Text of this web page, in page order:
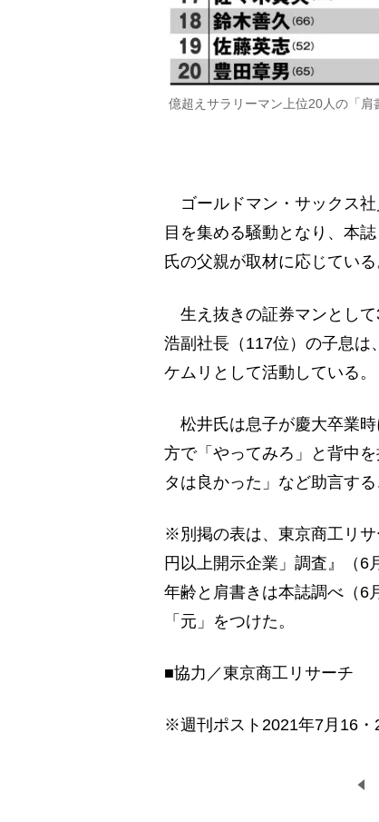
億超えサラリーマン上位20人の「肩
ゴールドマン・サックス
目を集める騒動となり、本
氏の父親が取材に応じている
生え抜きの証券マンとして
浩副社長（117位）の子息は
ケムリとして活動している。
松井氏は息子が慶大卒業時
方で「やってみろ」と背中
タは良かった」など助言す
※別掲の表は、東京商工リ
円以上開示企業」調査』（6
年齢と肩書きは本誌調べ（6
「元」をつけた。
■協力／東京商工リサーチ
※週刊ポスト2021年7月16・